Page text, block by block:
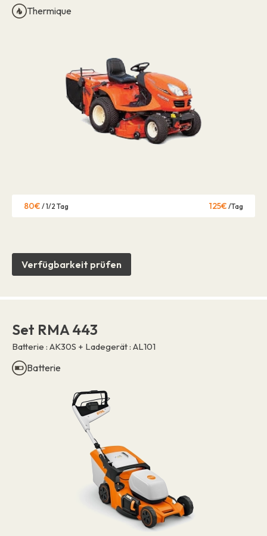
Thermique
80€ / 1/2 Tag 125€ /Tag
Verfügbarkeit prüfen
Set RMA 443
Batterie : AK30S + Ladegerät : AL101
Batterie